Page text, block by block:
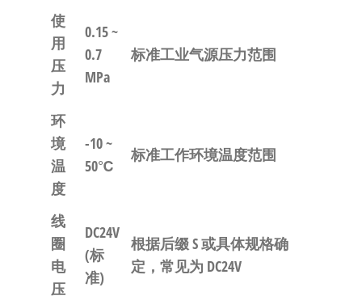
使
用
压
力
0.15 ~
0.7
MPa
标准工业气源压力范围
环
境
温
度
-10 ~
50℃
标准工作环境温度范围
线
圈
电
压
DC24V
(标
准)
根据后缀 S 或具体规格确
定，常见为 DC24V